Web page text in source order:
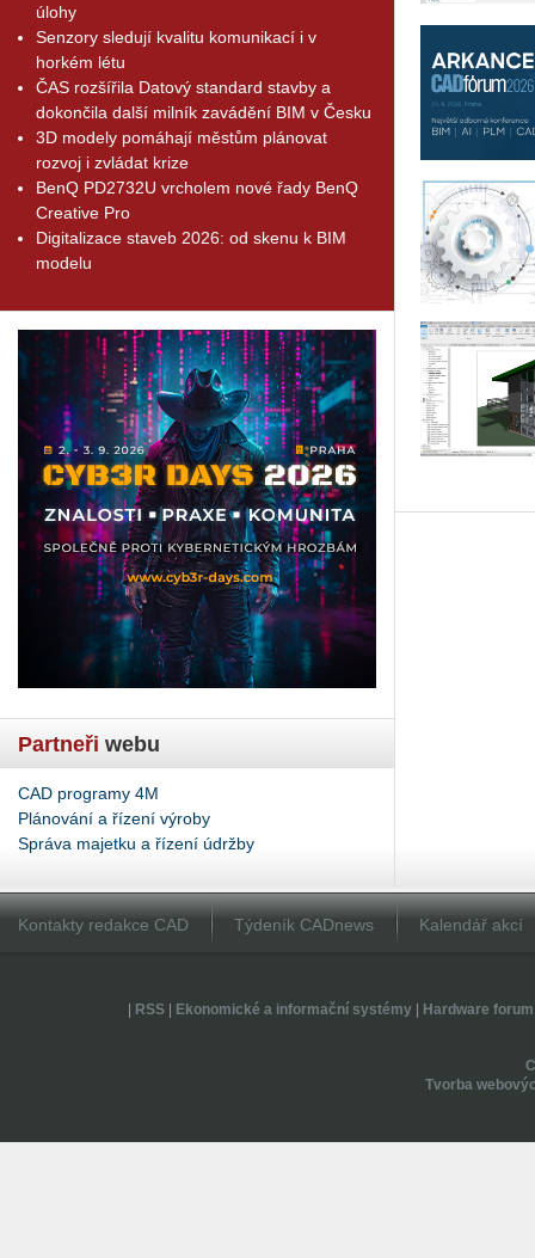
úlohy
Senzory sledují kvalitu komunikací i v
horkém létu
ČAS rozšířila Datový standard stavby a
dokončila další milník zavádění BIM v Česku
3D modely pomáhají městům plánovat
rozvoj i zvládat krize
BenQ PD2732U vrcholem nové řady BenQ
Creative Pro
Digitalizace staveb 2026: od skenu k BIM
modelu
Partneři webu
CAD programy 4M
Plánování a řízení výroby
Správa majetku a řízení údržby
Kontakty redakce CAD Týdeník CADnews Kalendář akcí
RSS| Ekonomické a informační systémy| Hardware forum
Tvorba